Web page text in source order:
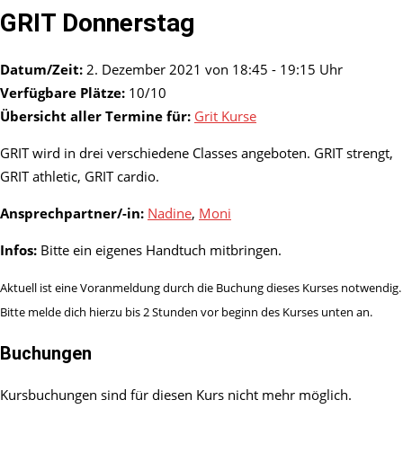
GRIT Donnerstag
Datum/Zeit: 2. Dezember 2021 von 18:45 - 19:15 Uhr
Verfügbare Plätze: 10/10
Übersicht aller Termine für: Grit Kurse
GRIT wird in drei verschiedene Classes angeboten. GRIT strengt,
GRIT athletic, GRIT cardio.
Ansprechpartner/-in: Nadine, Moni
Infos: Bitte ein eigenes Handtuch mitbringen.
Aktuell ist eine Voranmeldung durch die Buchung dieses Kurses notwendig.
Bitte melde dich hierzu bis 2 Stunden vor beginn des Kurses unten an.
Buchungen
Kursbuchungen sind für diesen Kurs nicht mehr möglich.